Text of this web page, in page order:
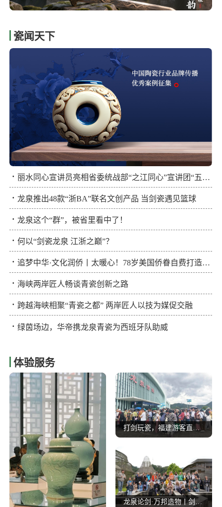
瓷闻天下
· 丽水同心宣讲员亮相省委统战部“之江同心”宣讲团“五进三走”活动
· 龙泉推出48款“浙BA”联名文创产品 当剑瓷遇见篮球
· 龙泉这个“群”，被省里看中了！
· 何以“剑瓷龙泉 江浙之巅”？
· 追梦中华·文化润侨丨太暖心！78岁美国侨眷自费打造青瓷云展厅
· 海峡两岸匠人畅谈青瓷创新之路
· 跨越海峡相聚“青瓷之都” 两岸匠人以技为媒促交融
· 绿茵场边，华帝携龙泉青瓷为西班牙队助威
体验服务
打剑玩瓷，福建游客直呼 “下次还来！”
龙泉论剑·万邦造物丨剑瓷IP破圈出海！东西方艺术在龙泉深情相拥